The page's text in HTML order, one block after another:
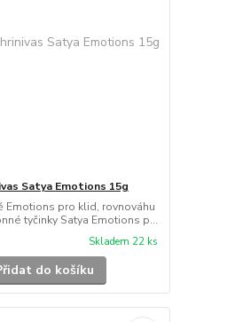
Satya Emotions 15g
Emotions pro klid, rovnováhu
tyčinky Satya Emotions p...
Skladem 22 ks
do košíku